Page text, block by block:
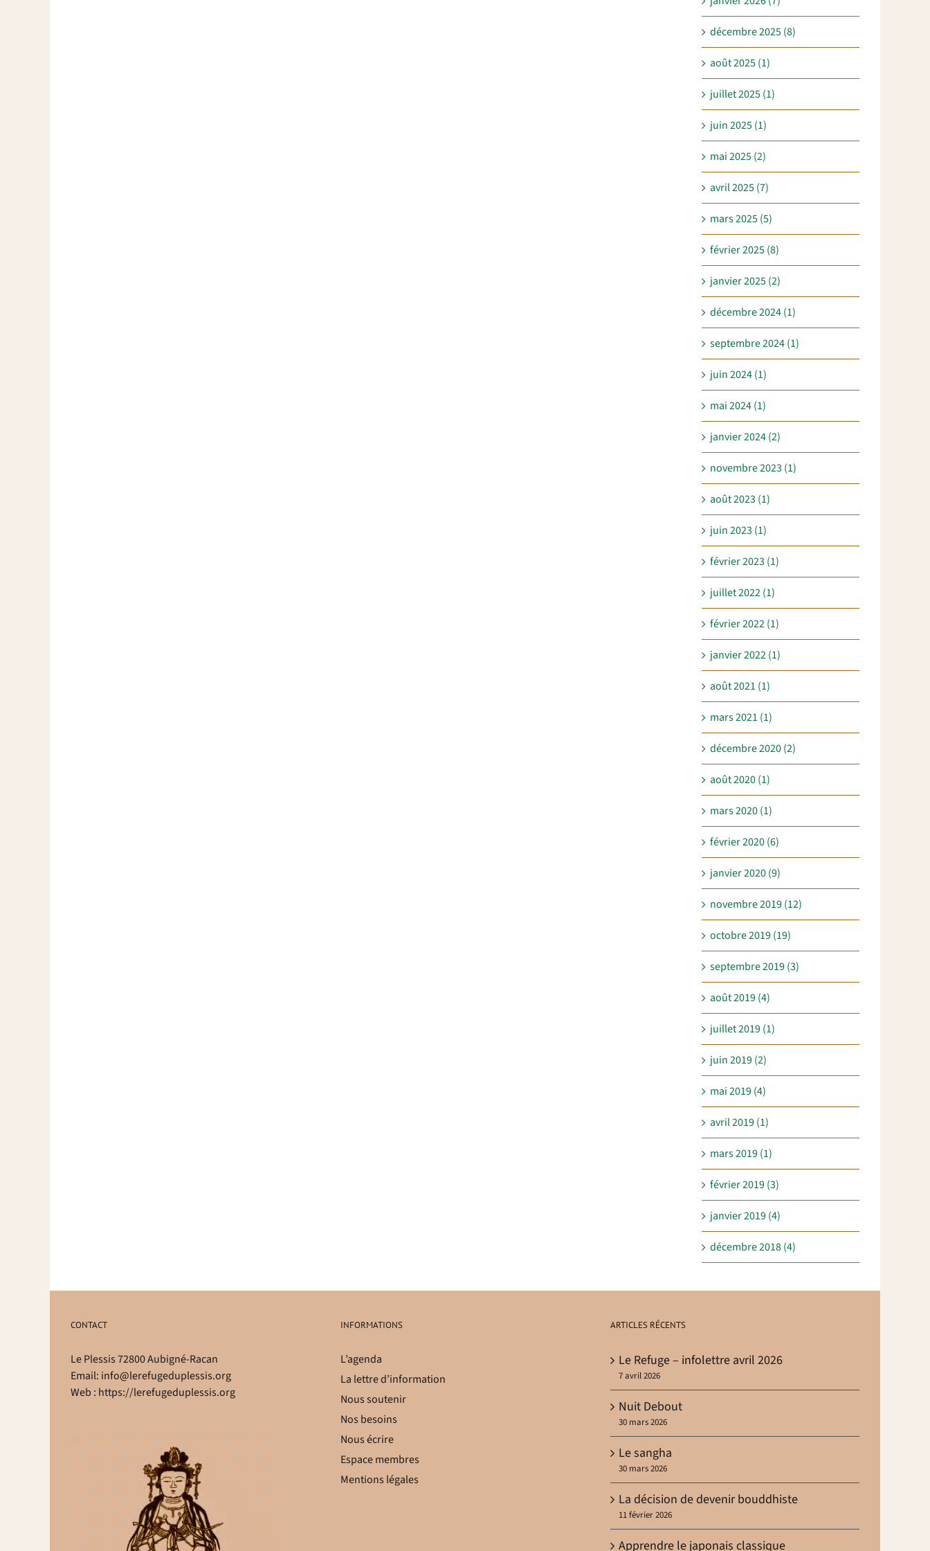
décembre 2025 (8)
août 2025 (1)
juillet 2025 (1)
juin 2025 (1)
mai 2025 (2)
avril 2025 (7)
mars 2025 (5)
février 2025 (8)
janvier 2025 (2)
décembre 2024 (1)
septembre 2024 (1)
juin 2024 (1)
mai 2024 (1)
janvier 2024 (2)
novembre 2023 (1)
août 2023 (1)
juin 2023 (1)
février 2023 (1)
juillet 2022 (1)
février 2022 (1)
janvier 2022 (1)
août 2021 (1)
mars 2021 (1)
décembre 2020 (2)
août 2020 (1)
mars 2020 (1)
février 2020 (6)
janvier 2020 (9)
novembre 2019 (12)
octobre 2019 (19)
septembre 2019 (3)
août 2019 (4)
juillet 2019 (1)
juin 2019 (2)
mai 2019 (4)
avril 2019 (1)
mars 2019 (1)
février 2019 (3)
janvier 2019 (4)
décembre 2018 (4)
CONTACT
Le Plessis 72800 Aubigné-Racan
Email: info@lerefugeduplessis.org
Web : https://lerefugeduplessis.org
INFORMATIONS
L’agenda
La lettre d’information
Nous soutenir
Nos besoins
Nous écrire
Espace membres
Mentions légales
ARTICLES RÉCENTS
Le Refuge – infolettre avril 2026
7 avril 2026
Nuit Debout
30 mars 2026
Le sangha
30 mars 2026
La décision de devenir bouddhiste
11 février 2026
Apprendre le japonais classique